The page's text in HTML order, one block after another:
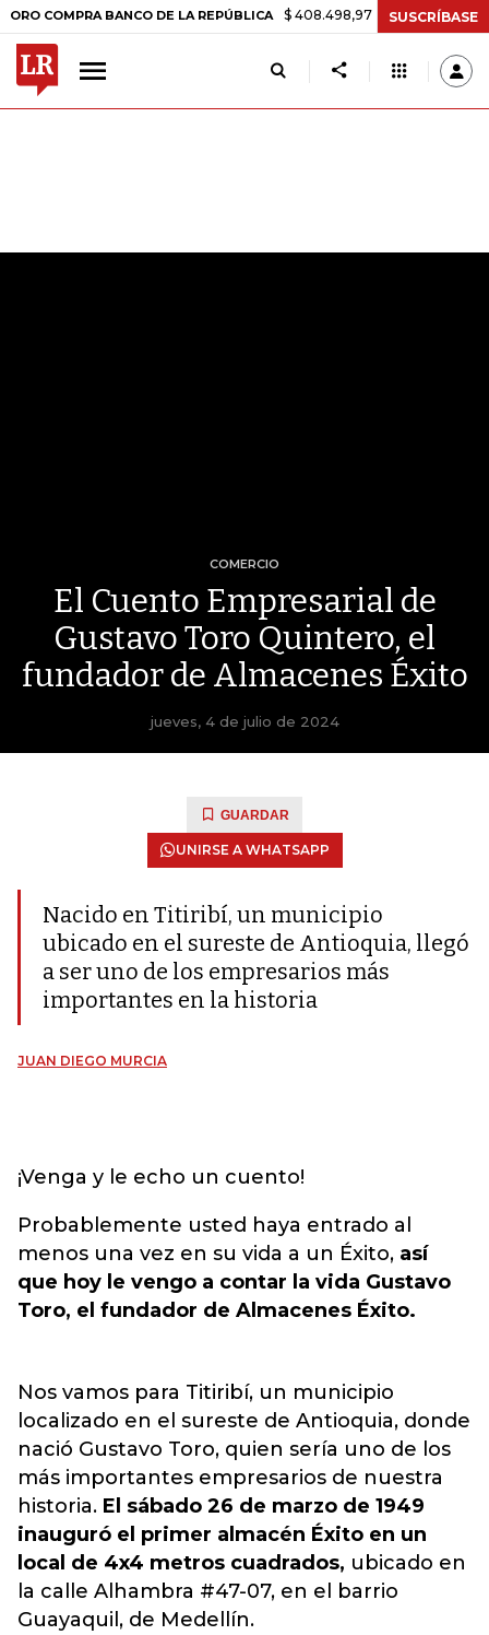
BANCO DE LA REPÚBLICA $ 408.498,97 +$ 8.753,81 +2,19%
SUSCRÍBASE
COMERCIO
El Cuento Empresarial de
Gustavo Toro Quintero, el
fundador de Almacenes Éxito
jueves, 4 de julio de 2024
GUARDAR
UNIRSE A WHATSAPP
Nacido en Titiribí, un municipio
ubicado en el sureste de Antioquia, llegó
a ser uno de los empresarios más
importantes en la historia
JUAN DIEGO MURCIA
¡Venga y le echo un cuento!
Probablemente usted haya entrado al
menos una vez en su vida a un Éxito, así
que hoy le vengo a contar la vida Gustavo
Toro, el fundador de Almacenes Éxito.
Nos vamos para Titiribí, un municipio
localizado en el sureste de Antioquia, donde
nació Gustavo Toro, quien sería uno de los
más importantes empresarios de nuestra
historia. El sábado 26 de marzo de 1949
inauguró el primer almacén Éxito en un
local de 4x4 metros cuadrados, ubicado en
la calle Alhambra #47-07, en el barrio
Guayaquil, de Medellín.